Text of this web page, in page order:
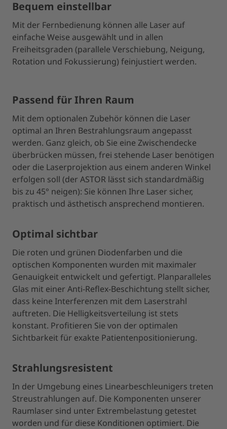
Bequem einstellbar
Mit der Fernbedienung können alle Laser auf
einfache Weise ausgewählt und in allen
Freiheitsgraden (parallele Verschiebung, Neigung,
Rotation und Fokussierung) feinjustiert werden.
Passend für Ihren Raum
Mit dem optionalen Zubehör können die Laser
optimal an Ihren Bestrahlungsraum angepasst
werden. Ganz gleich, ob Sie eine Zwischendecke
überbrücken müssen, frei stehende Laser benötigen
oder die Laserprojektion aus einem anderen Winkel
erfolgen soll (der ASTOR lässt sich standardmäßig
bis zu 45° neigen): Sie können Ihre Laser sicher,
praktisch und ästhetisch ansprechend montieren.
Optimal sichtbar
Die roten und grünen Diodenfarben und die
optischen Komponenten wurden mit maximaler
Genauigkeit entwickelt und gefertigt. Planparalleles
Glas mit einer Anti-Reflex-Beschichtung stellt sicher,
dass keine Interferenzen mit dem Laserstrahl
auftreten. Die Helligkeitsverteilung ist stets
konstant. Profitieren Sie von der optimalen
Sichtbarkeit für exakte Patientenpositionierung.
Strahlungsresistent
In der Umgebung eines Linearbeschleunigers treten
Streustrahlungen auf. Die Komponenten unserer
Raumlaser sind unter Extrembelastung getestet
worden und für diese Konditionen optimiert. Die